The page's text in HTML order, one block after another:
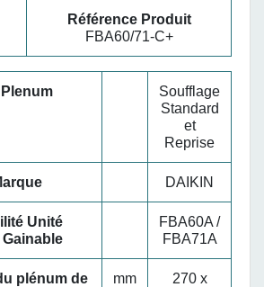
Référence Produit
FBA60/71-C+
Soufflage
Standard
et
Reprise
DAIKIN
Unité
Gainable
FBA60A /
FBA71A
plénum de
mm
270 x